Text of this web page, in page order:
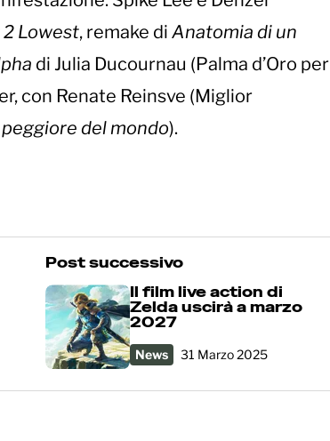
Lowest, remake di Anatomia di un
di Julia Ducournau (Palma d’Oro per
con Renate Reinsve (Miglior
del mondo).
Post successivo
Il film live action di
Zelda uscirà a marzo
2027
News 31 Marzo 2025